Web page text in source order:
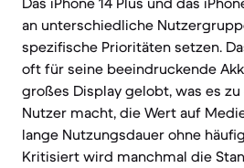
an unterschiedliche
spezifische Prioritäten setzen.
oft für seine beeindruckende
großes Display gelobt, was es
Nutzer macht, die Wert auf
lange Nutzungsdauer ohne
Kritisiert wird manchmal die